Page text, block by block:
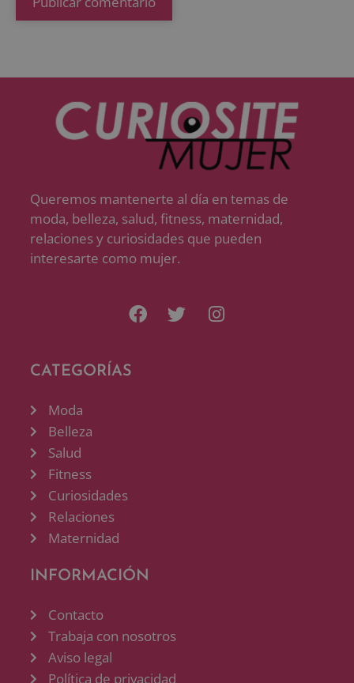
Queremos mantenerte al día en temas de
moda, belleza, salud, fitness, maternidad,
relaciones y curiosidades que pueden
interesarte como mujer.
CATEGORÍAS
Moda
Belleza
Salud
Fitness
Curiosidades
Relaciones
Maternidad
INFORMACIÓN
Contacto
Trabaja con nosotros
Aviso legal
Política de privacidad